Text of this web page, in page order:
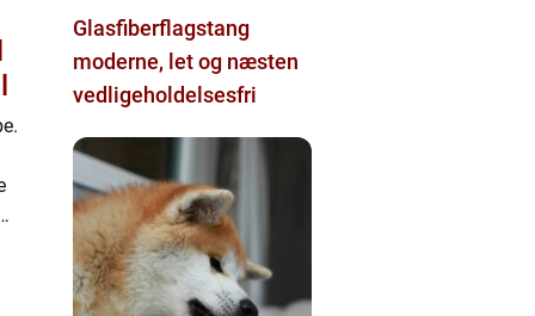
Glasfiberflagstang
moderne, let og næsten
vedligeholdelsesfri